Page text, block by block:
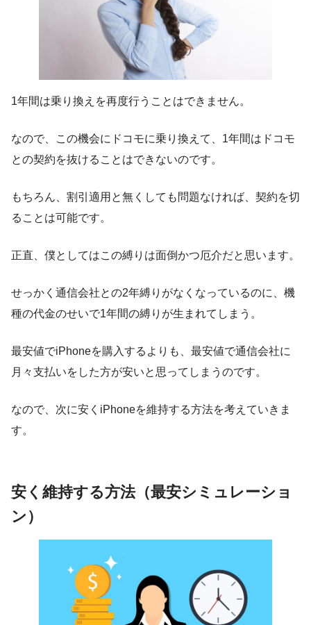
1年間は乗り換えを再度行うことはできません。
なので、この機会にドコモに乗り換えて、1年間はドコモ
との契約を抜けることはできないのです。
もちろん、割引適用と無くしても問題なければ、契約を切
ることは可能です。
正直、僕としてはこの縛りは面倒かつ厄介だと思います。
せっかく通信会社との2年縛りがなくなっているのに、機
種の代金のせいで1年間の縛りが生まれてしまう。
最安値でiPhoneを購入するよりも、最安値で通信会社に
月々支払いをした方が安いと思ってしまうのです。
なので、次に安くiPhoneを維持する方法を考えていきま
す。
安く維持する方法（最安シミュレーショ
ン）